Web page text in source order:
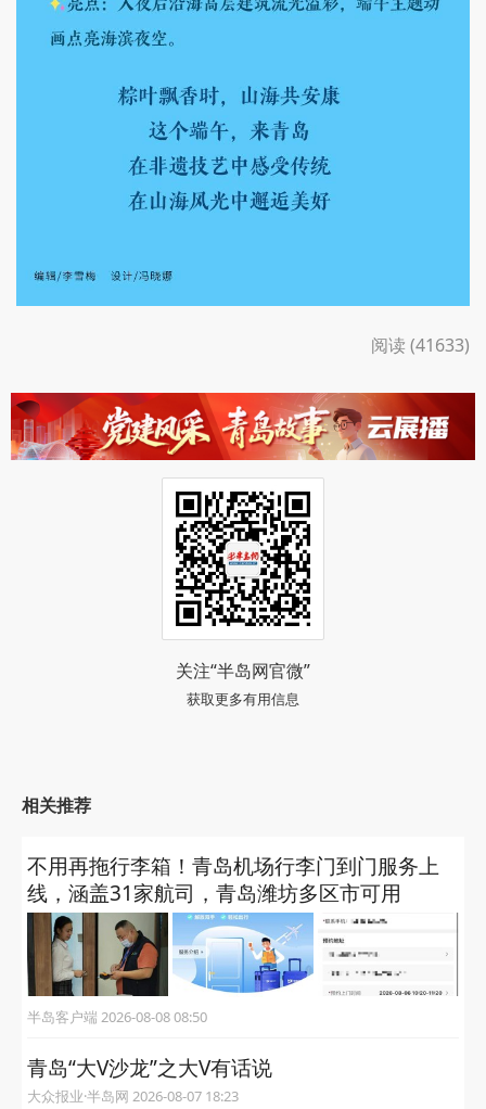
阅读 (41633)
关注“半岛网官微”
获取更多有用信息
相关推荐
不用再拖行李箱！青岛机场行李门到门服务上
线，涵盖31家航司，青岛潍坊多区市可用
半岛客户端 2026-08-08 08:50
青岛“大V沙龙”之大V有话说
大众报业·半岛网 2026-08-07 18:23